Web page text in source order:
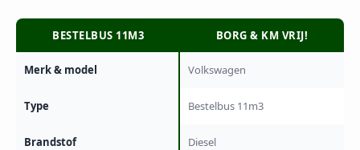
BESTELBUS 11M3 BORG & KM VRIJ!
Merk & model Volkswagen
Type Bestelbus 11m3
Brandstof Diesel